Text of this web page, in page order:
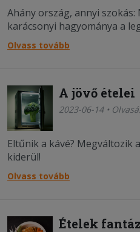
Ahány ország, annyi
karácsonyi hagyománya a
Olvass tovább
A jövő ételei
2023-06-14 •
Eltűnik a kávé? Megváltozik
kiderül!
Olvass tovább
Ételek